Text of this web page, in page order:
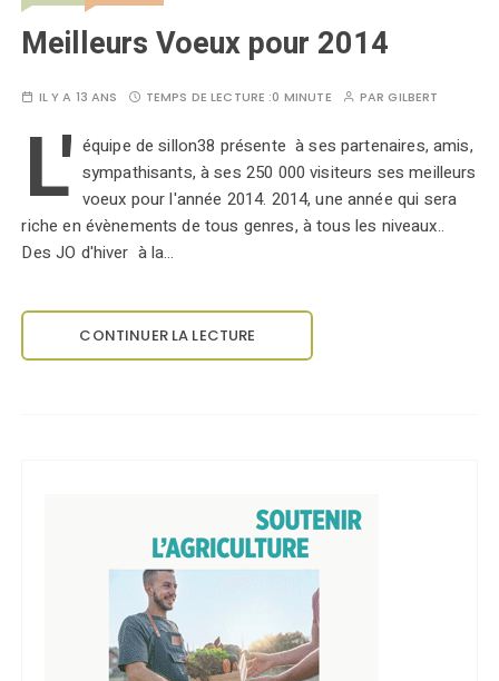
Meilleurs Voeux pour 2014
IL Y A 13 ANS TEMPS DE LECTURE :0 MINUTE PARGILBERT
L' équipe de sillon38 présente à ses partenaires, amis,
sympathisants, à ses 250 000 visiteurs ses meilleurs
voeux pour l'année 2014. 2014, une année qui sera
riche en évènements de tous genres, à tous les niveaux..
Des JO d'hiver à la…
CONTINUER LA LECTURE